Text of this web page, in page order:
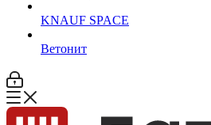
KNAUF SPACE
Ветонит